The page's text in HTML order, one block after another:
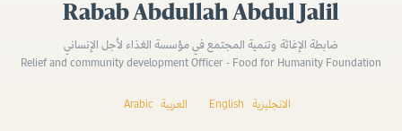
Rabab Abdullah Abdul Jalil
ضابطة الإغاثة وتنمية المجتمع في مؤسسة الغذاء لأجل الإنساني
Relief and community development Officer - Food for Humanity Foundation
Arabic العربية English الانجليزية